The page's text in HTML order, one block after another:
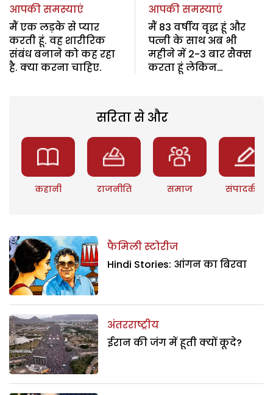
आपकी समस्याएं
मैं एक लड़के से प्यार
करती हूं. वह शारीरिक
संबंध बनाने को कह रहा
है. क्या करना चाहिए.
आपकी समस्याएं
मैं 83 वर्षीय वृद्ध हूं और
पत्नी के साथ अब भी
महीने में 2-3 बार सैक्स
करता हूं लेकिन…
सरिता से और
कहानी राजनीति समाज संपादकीय
फैमिली स्टोरीज
Hindi Stories: आंगन का बिरवा
अंतरराष्ट्रीय
ईरान की जंग में हूती क्यों कूदे?